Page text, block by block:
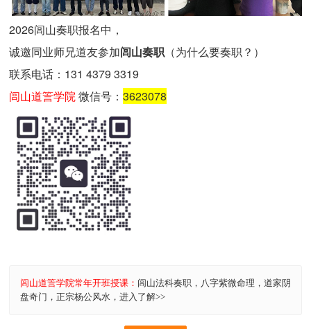
2026闾山奏职报名中，
诚邀同业师兄道友参加闾山奏职 （为什么要奏职？ ）
联系电话：131 4379 3319
闾山道䇾学院微信号： 3623078
闾山道䇾学院常年开班授课： 闾山法科奏职，八字紫微命理，道家阴
盘奇门，正宗杨公风水，进入了解>>